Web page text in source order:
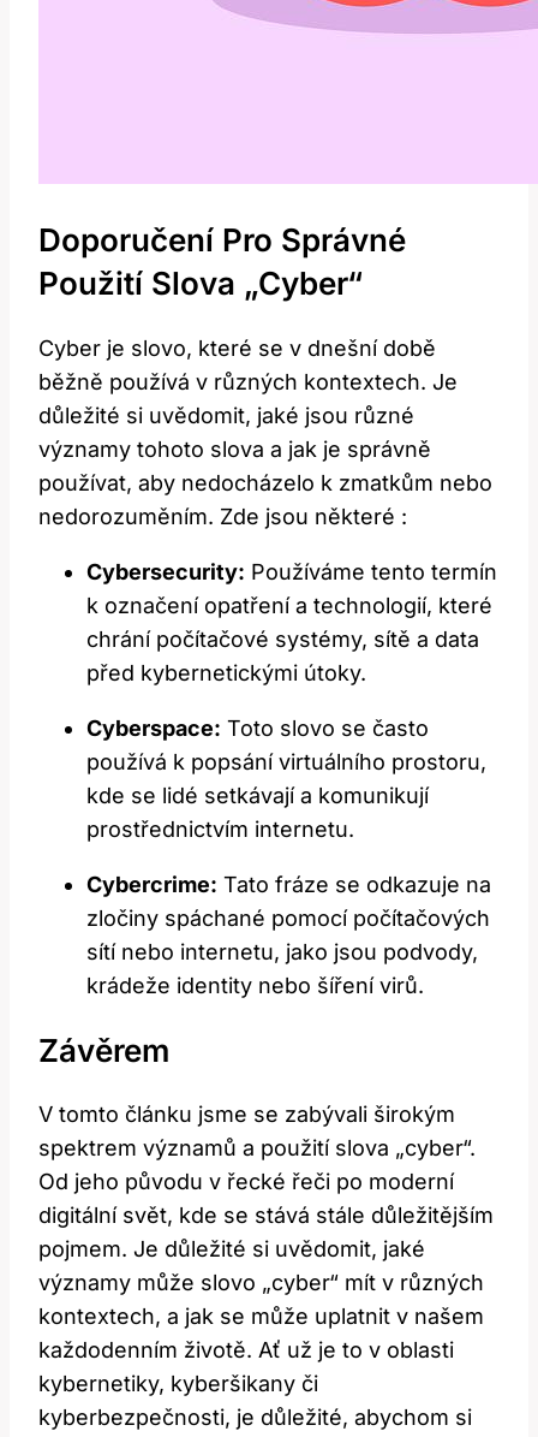
Doporučení Pro Správné
Použití Slova „cyber“
Cyber je slovo, které se v dnešní době
běžně používá v různých kontextech. Je
důležité si uvědomit, jaké jsou různé
významy tohoto slova a jak je správně
používat, aby⁢ nedocházelo k zmatkům ⁢nebo
nedorozuměním. Zde jsou některé :
Cybersecurity: Používáme​ tento termín
k označení opatření a technologií, které
chrání počítačové systémy, sítě a data
před kybernetickými útoky.
Cyberspace: Toto slovo se často
používá k ‌popsání virtuálního prostoru,
kde se lidé setkávají a komunikují
prostřednictvím internetu.
Cybercrime: Tato fráze se ⁤odkazuje na
zločiny spáchané pomocí počítačových
sítí nebo internetu, jako jsou podvody,
krádeže identity nebo šíření virů.
Závěrem
V tomto článku jsme ⁢se zabývali širokým‍
spektrem významů a použití slova „cyber“.
Od jeho původu‍ v řecké řeči po moderní
digitální svět, kde se stává stále důležitějším
pojmem.⁢ Je důležité si uvědomit, jaké
významy může slovo „cyber“ mít v různých
kontextech, ⁤a⁢ jak se může⁤ uplatnit v našem
každodenním životě. Ať už je to v oblasti
kybernetiky, kyberšikany ⁤či
kyberbezpečnosti, je​ důležité, abychom si